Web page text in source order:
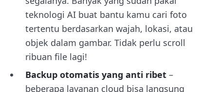
teknologi AI buat bantu kamu cari foto
tertentu berdasarkan wajah, lokasi, atau
objek dalam gambar. Tidak perlu scroll
ribuan file lagi!
Backup otomatis yang anti ribet –
beberapa layanan cloud bisa langsung